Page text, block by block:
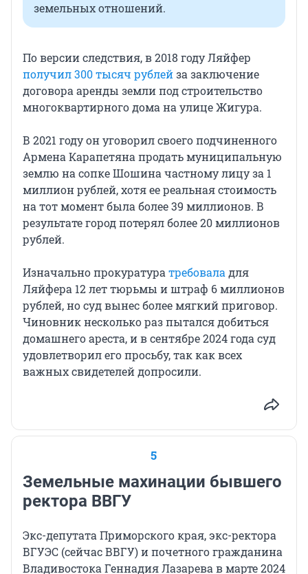
земельных отношений.
По версии следствия, в 2018 году Ляйфер
получил 300 тысяч рублейза заключение
договора аренды земли под строительство
многоквартирного дома на улице Жигура.
В 2021 году он уговорил своего подчиненного
Армена Карапетяна продать муниципальную
землю на сопке Шошина частному лицу за 1
миллион рублей, хотя ее реальная стоимость
на тот момент была более 39 миллионов. В
результате город потерял более 20 миллионов
рублей.
Изначально прокуратуратребоваладля
Ляйфера 12 лет тюрьмы и штраф 6 миллионов
рублей, но суд вынес более мягкий приговор.
Чиновник несколько раз пытался добиться
домашнего ареста, и в сентябре 2024 года суд
удовлетворил его просьбу, так как всех
важных свидетелей допросили.
5
Земельные махинации бывшего
ректора ВВГУ
Экс-депутата Приморского края, экс-ректора
ВГУЭС (сейчас ВВГУ) и почетного гражданина
Владивостока Геннадия Лазарева в марте 2024